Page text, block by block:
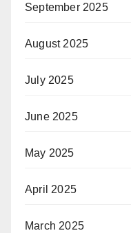
September 2025
August 2025
July 2025
June 2025
May 2025
April 2025
March 2025